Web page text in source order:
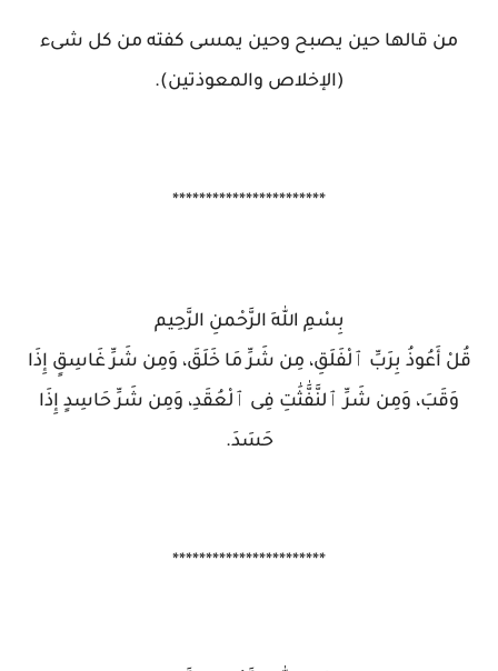
من قالها حين يصبح وحين يمسى كفته من كل شىء
(الإخلاص والمعوذتين).
***********************
بِسْمِ اللهِ الرَّحْمنِ الرَّحِيم
قُلْ أَعُوذُ بِرَبِّ ٱلْفَلَقِ، مِن شَرِّ مَا خَلَقَ، وَمِن شَرِّ غَاسِقٍ إِذَا
وَقَبَ، وَمِن شَرِّ ٱلنَّفَّٰثَٰتِ فِى ٱلْعُقَدِ، وَمِن شَرِّ حَاسِدٍ إِذَا
حَسَدَ.
***********************